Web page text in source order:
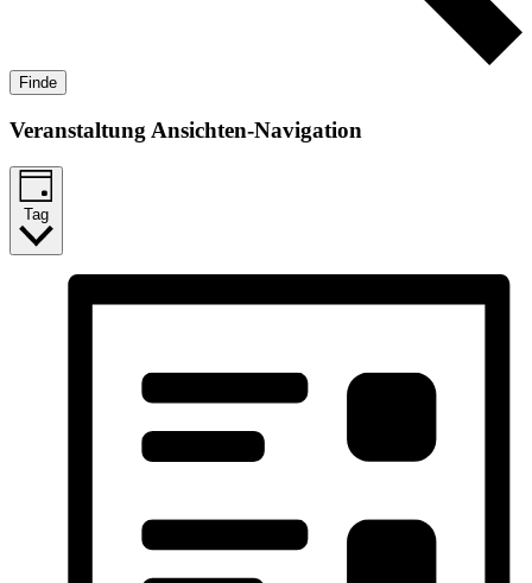
Finde
Veranstaltung Ansichten-Navigation
Tag